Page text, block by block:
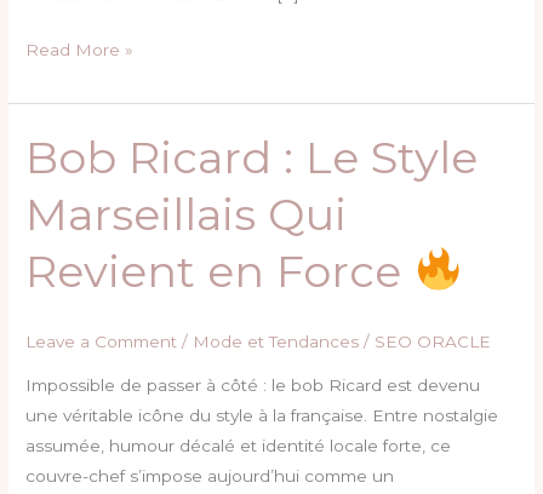
Read More »
Bob Ricard : Le Style
Marseillais Qui
Revient en Force
Leave a Comment / Mode et Tendances / SEO ORACLE
Impossible de passer à côté : le bob Ricard est devenu
une véritable icône du style à la française. Entre nostalgie
assumée, humour décalé et identité locale forte, ce
couvre-chef s’impose aujourd’hui comme un
Bob
Ricard
Le
Style
en
Force